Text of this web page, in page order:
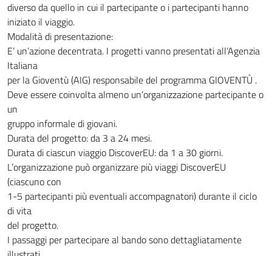
diverso da quello in cui il partecipante o i partecipanti hanno
iniziato il viaggio.
Modalità di presentazione:
E’ un’azione decentrata. I progetti vanno presentati all’Agenzia
Italiana
per la Gioventù (AIG) responsabile del programma GIOVENTÙ .
Deve essere coinvolta almeno un’organizzazione partecipante o
un
gruppo informale di giovani.
Durata del progetto: da 3 a 24 mesi.
Durata di ciascun viaggio DiscoverEU: da 1 a 30 giorni.
L’organizzazione può organizzare più viaggi DiscoverEU
(ciascuno con
1-5 partecipanti più eventuali accompagnatori) durante il ciclo
di vita
del progetto.
I passaggi per partecipare al bando sono dettagliatamente